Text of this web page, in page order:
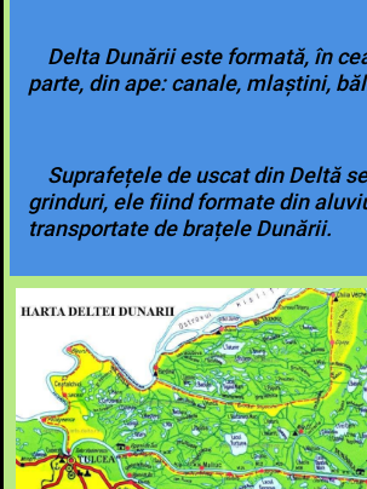
Delta Dunării este formată, în
parte, din ape: canale, mlaștini,
Suprafețele de uscat din Deltă
grinduri, ele fiind formate din
transportate de brațele Dunării.